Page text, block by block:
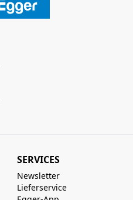
SERVICES
Newsletter
Lieferservice